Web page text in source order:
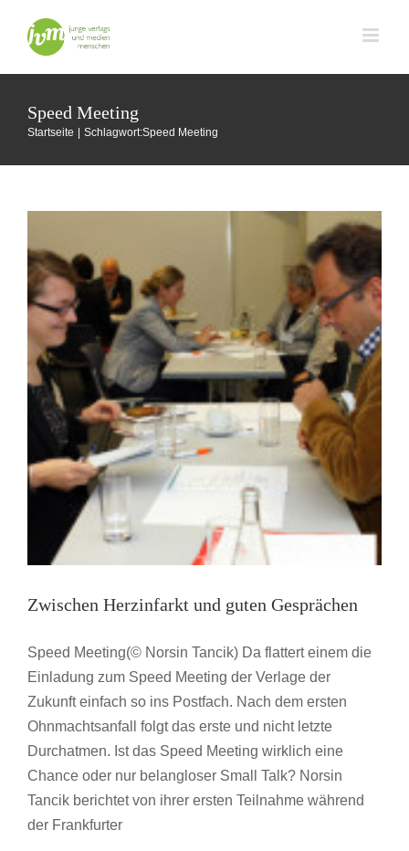
Inhalt
springen
Speed Meeting
Startseite Schlagwort:Speed Meeting
Zwischen Herzinfarkt und guten Gesprächen
Buchmesse Frankfurt
Zwischen Herzinfarkt und guten Gesprächen
Speed Meeting(© Norsin Tancik) Da flattert einem die
Einladung zum Speed Meeting der Verlage der
Zukunft einfach so ins Postfach. Nach dem ersten
Ohnmachtsanfall folgt das erste und nicht letzte
Durchatmen. Ist das Speed Meeting wirklich eine
Chance oder nur belangloser Small Talk? Norsin
Tancik berichtet von ihrer ersten Teilnahme während
der Frankfurter
Das Speed Meeting – Überzeugen im Acht-